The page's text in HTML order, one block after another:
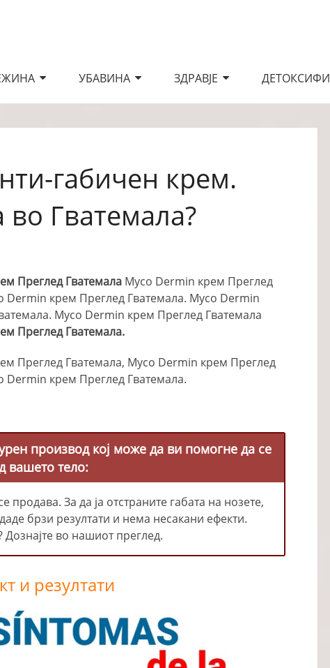
УБАВИНА ЗДРАВЈЕ
габичен крем.
Гватемала?
Преглед Гватемала Myco Dermin крем Преглед
Dermin крем Преглед Гватемала. Myco Dermin
Myco Dermin крем Преглед Гватемала
Преглед Гватемала.
Преглед Гватемала, Myco Dermin крем Преглед
Dermin крем Преглед Гватемала.
производ кој може да ви помогне да се
вашето тело:
За да ја отстраните габата на нозете,
брзи резултати и нема несакани ефекти.
Дознајте во нашиот преглед.
и резултати